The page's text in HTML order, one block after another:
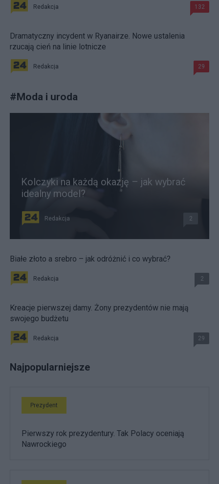
Redakcja 132
Dramatyczny incydent w Ryanairze. Nowe ustalenia
rzucają cień na linie lotnicze
Redakcja 29
#Moda i uroda
Kolczyki na każdą okazję – jak wybrać
idealny model?
Redakcja 2
Białe złoto a srebro – jak odróżnić i co wybrać?
Redakcja 2
Kreacje pierwszej damy. Żony prezydentów nie mają
swojego budżetu
Redakcja 29
Najpopularniejsze
Prezydent
Pierwszy rok prezydentury. Tak Polacy oceniają
Nawrockiego